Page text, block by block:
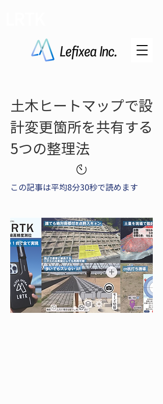
土木ヒートマップで設
計変更箇所を共有する
5つの整理法
この記事は平均8分30秒で読めます